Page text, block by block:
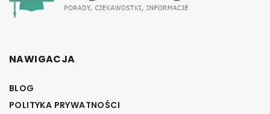
NAWIGACJA
BLOG
POLITYKA PRYWATNOŚCI